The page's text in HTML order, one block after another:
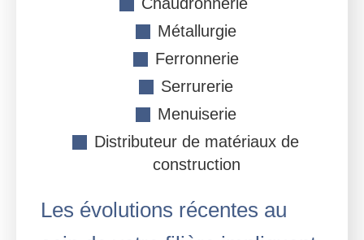
Métallurgie
Ferronnerie
Serrurerie
Menuiserie
Distributeur de matériaux de
construction
Les évolutions récentes au